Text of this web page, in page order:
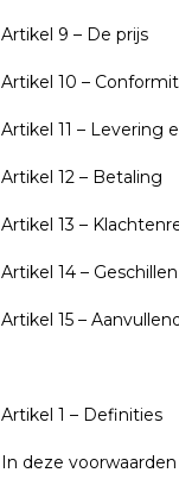
Artikel 9 – De prijs
Artikel 10 –
Artikel 11 – Levering
Artikel 12 – Betaling
Artikel 13 –
Artikel 14 – Geschillen
Artikel 15 –
Artikel 1 – Definities
In deze